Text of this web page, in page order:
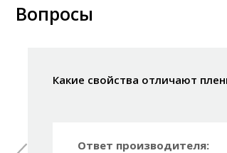
Вопросы
Какие свойства отличают
Ответ производителя: